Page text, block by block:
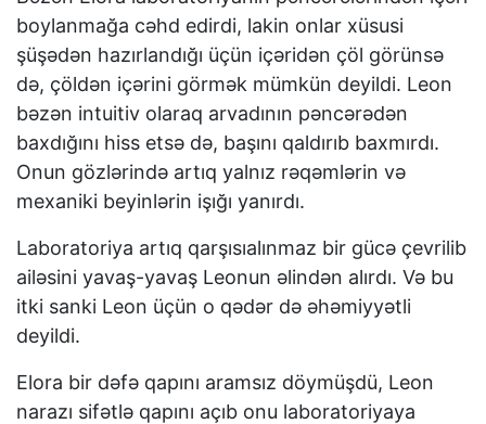
boylanmağa cəhd edirdi, lakin onlar xüsusi
şüşədən hazırlandığı üçün içəridən çöl görünsə
də, çöldən içərini görmək mümkün deyildi. Leon
bəzən intuitiv olaraq arvadının pəncərədən
baxdığını hiss etsə də, başını qaldırıb baxmırdı.
Onun gözlərində artıq yalnız rəqəmlərin və
mexaniki beyinlərin işığı yanırdı.
Laboratoriya artıq qarşısıalınmaz bir gücə çevrilib
ailəsini yavaş-yavaş Leonun əlindən alırdı. Və bu
itki sanki Leon üçün o qədər də əhəmiyyətli
deyildi.
Elora bir dəfə qapını aramsız döymüşdü, Leon
narazı sifətlə qapını açıb onu laboratoriyaya